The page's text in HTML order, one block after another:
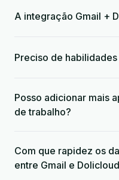
A integração Gmail +
Preciso de
Posso adicionar mais
de trabalho?
Com que rapidez os
entre Gmail e